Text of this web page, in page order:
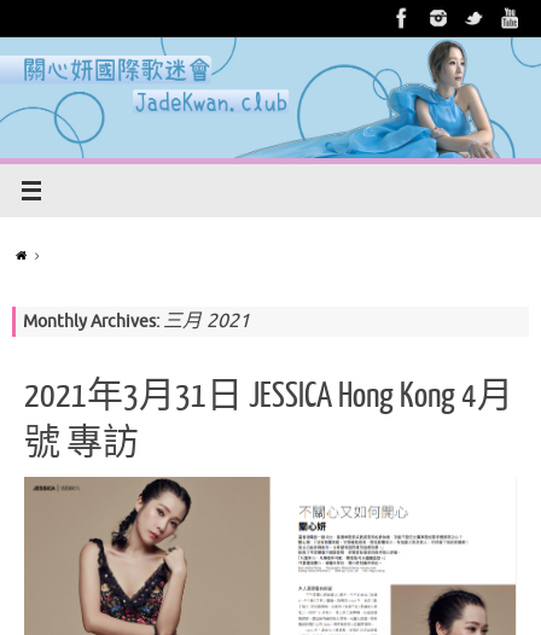
Monthly Archives: 三月 2021
2021年3月31日 JESSICA Hong Kong 4月
號 專訪